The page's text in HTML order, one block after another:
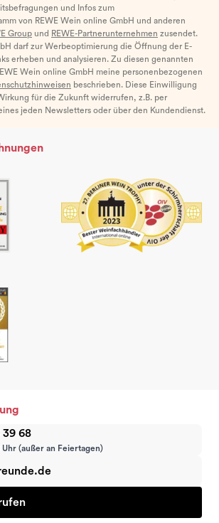
und Infos zum
von REWE Wein online GmbH und anderen
Group und REWE-Partnerunternehmen zusendet.
darf zur Werbeoptimierung die Öffnung der E-
erheben und analysieren. Zu diesen genannten
Wein online GmbH meine personenbezogenen
beschrieben. Diese Einwilligung
für die Zukunft widerrufen, z.B. per
jeden Newsletters oder über den Kundendienst.
39 68
Uhr (außer an Feiertagen)